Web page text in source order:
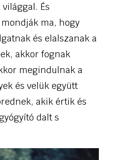
És
ma, hogy
és elalszanak a
akkor fognak
megindulnak a
és velük együtt
akik értik és
dalt s